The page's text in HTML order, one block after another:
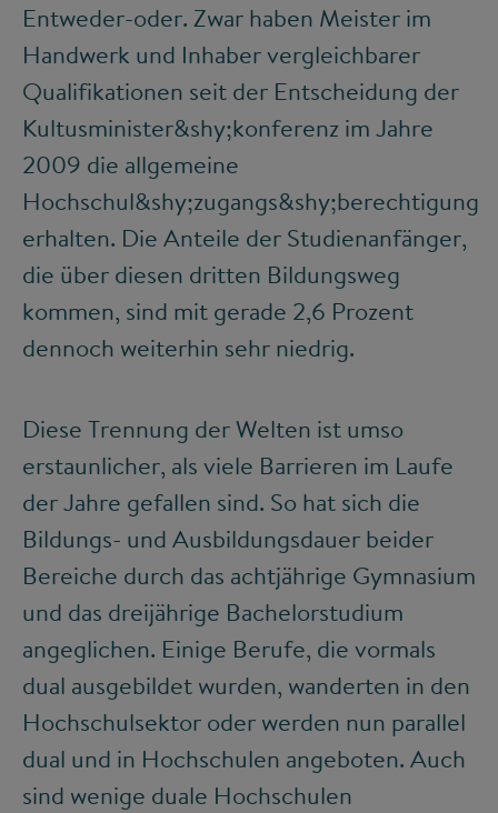
Entweder-oder. Zwar haben Meister im
Handwerk und Inhaber vergleichbarer
Qualifikationen seit der Entscheidung der
Kultusminister&shy;konferenz im Jahre
2009 die allgemeine
Hochschul&shy;zugangs&shy;berechtigung
erhalten. Die Anteile der Studienanfänger,
die über diesen dritten Bildungsweg
kommen, sind mit gerade 2,6 Prozent
dennoch weiterhin sehr niedrig.
Diese Trennung der Welten ist umso
erstaunlicher, als viele Barrieren im Laufe
der Jahre gefallen sind. So hat sich die
Bildungs- und Ausbildungsdauer beider
Bereiche durch das achtjährige Gymnasium
und das dreijährige Bachelorstudium
angeglichen. Einige Berufe, die vormals
dual ausgebildet wurden, wanderten in den
Hochschulsektor oder werden nun parallel
dual und in Hochschulen angeboten. Auch
sind wenige duale Hochschulen